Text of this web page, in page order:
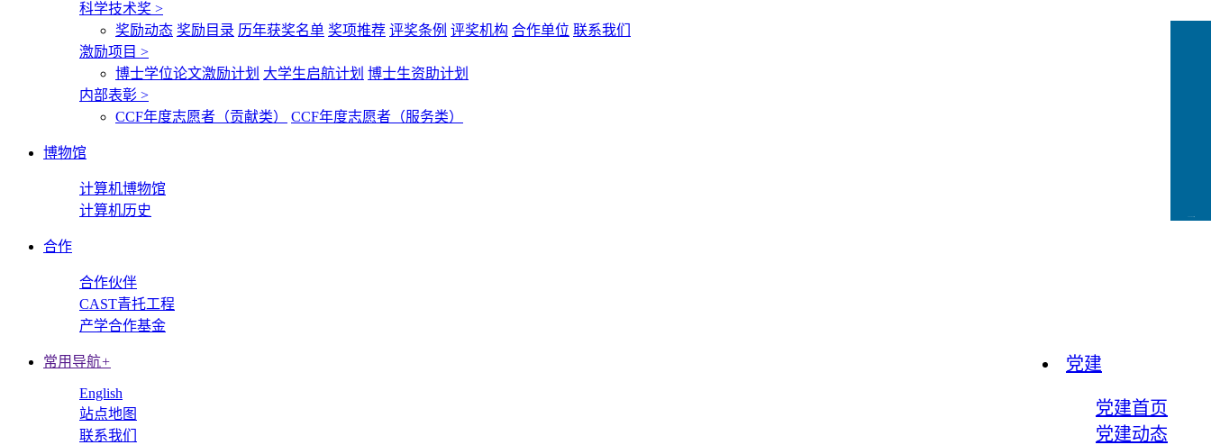
科学技术奖 >
奖励动态 奖励目录 历年获奖名单 奖项推荐 评奖条例 评奖机构 合作单位 联系我们
激励项目 >
博士学位论文激励计划 大学生启航计划 博士生资助计划
内部表彰 >
CCF年度志愿者（贡献类）
CCF年度志愿者（服务类）
博物馆
计算机博物馆
计算机历史
合作
合作伙伴
CAST青托工程
产学合作基金
党建
党建首页
党建动态
常用导航+
English
站点地图
联系我们